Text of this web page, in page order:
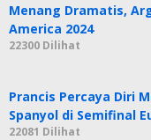
Menang Dramatis,
America 2024
22300 Dilihat
Prancis Percaya Diri
Spanyol di Semifinal
22081 Dilihat